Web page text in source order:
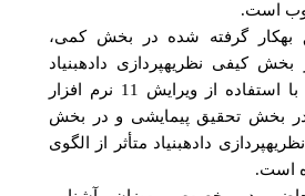
وب است.
بهکار گرفته شده در بخش کمی،
بخش کیفی نظریهپردازی دادهبنیاد
ها با استفاده از ویرایش 11 نرم افزار
بخش تحقیق پیمایشی و در بخش
نظریهپردازی دادهبنیاد متأثر از الگوی
است.